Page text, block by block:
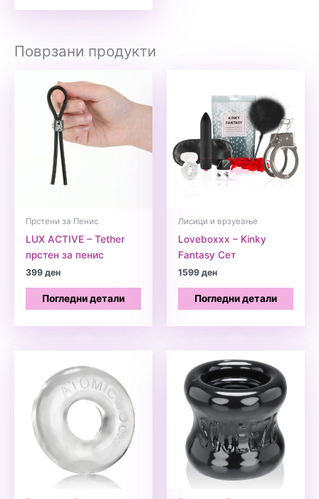
Поврзани продукти
Прстени за Пенис
LUX ACTIVE – Tether
прстен за пенис
399ден
Погледни детали
Лисици и врзување
Loveboxxx – Kinky
Fantasy Сет
1599ден
Погледни детали